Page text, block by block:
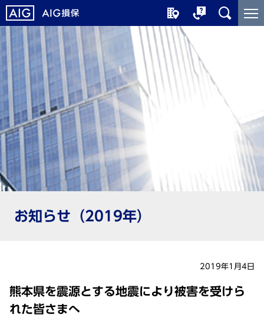
メ
イ
ン
コ
ン
テ
ン
ツ
に
ジ
ャ
ン
プ
こ
こ
か
ら
メ
イ
ン
コ
ン
テ
ン
ツ
で
お知らせ（2019年）
2019年1月4日
熊本県を震源とする地震により被害を受けら
れた皆さまへ